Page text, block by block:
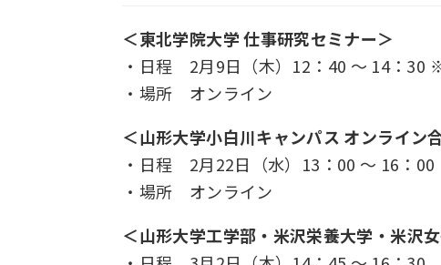
＜東北学院大学 仕事研究セミナー＞
・日程 2月9日（木） 12 ： 40 ～ 14： 30
・場所 オンライン
＜山形大学小白川キャンパス オンライン
・日程 2月22日（水） 13 ： 00 ～ 16 ： 00
・場所 オンライン
＜山形大学工学部・米沢栄養大学・米沢